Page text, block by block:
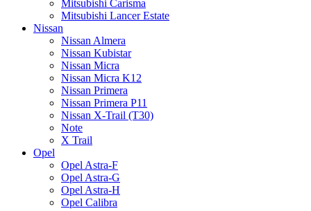
Mitsubishi Carisma
Mitsubishi Lancer Estate
Nissan
Nissan Almera
Nissan Kubistar
Nissan Micra
Nissan Micra K12
Nissan Primera
Nissan Primera P11
Nissan X-Trail (T30)
Note
X Trail
Opel
Opel Astra-F
Opel Astra-G
Opel Astra-H
Opel Calibra